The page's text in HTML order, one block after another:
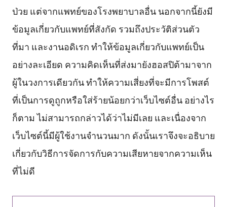
ป่วย แต่จากแพทย์ของโรงพยาบาลอื่น นอกจากนี้ยังมี
ข้อมูลเกี่ยวกับแพทย์ที่สังกัด รวมถึงประวัติส่วนตัว
ที่มา และงานอดิเรก ทำให้ข้อมูลเกี่ยวกับแพทย์เป็น
อย่างละเอียด ความคิดเห็นที่ส่งมายังฮอสปิต้ามาจาก
ผู้ในวงการเดียวกัน ทำให้ความเสี่ยงที่จะมีการโพสต์
ที่เป็นการดูถูกหรือใส่ร้ายน้อยกว่าเว็บไซต์อื่น อย่างไร
ก็ตาม ไม่สามารถกล่าวได้ว่าไม่มีเลย และเนื่องจาก
เว็บไซต์นี้มีผู้ใช้งานจำนวนมาก ดังนั้นเราจึงจะอธิบาย
เกี่ยวกับวิธีการจัดการกับความเสียหายจากความเห็น
ที่ไม่ดี